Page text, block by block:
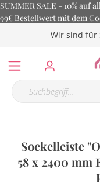
SUMMER SALE - 10% auf
99€ Bestellwert mit dem
Wir sind für
Sockelleiste
58 x 2400 mm